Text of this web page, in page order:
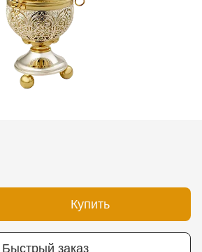
Купить
Быстрый заказ